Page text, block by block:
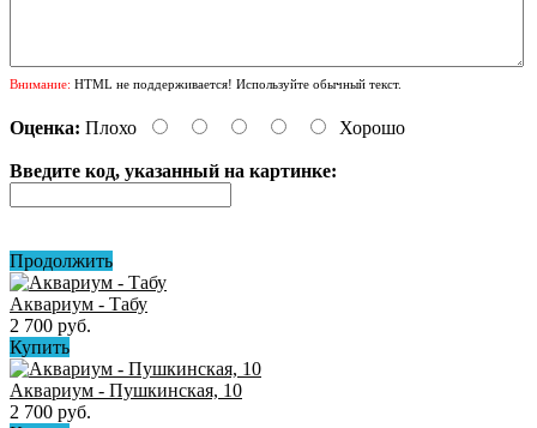
Внимание: HTML не поддерживается! Используйте обычный текст.
Оценка: Плохо Хорошо
Введите код, указанный на картинке:
Продолжить
Аквариум - Табу
2 700 руб.
Купить
Аквариум - Пушкинская, 10
2 700 руб.